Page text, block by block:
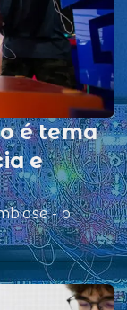
é tema
e
- o